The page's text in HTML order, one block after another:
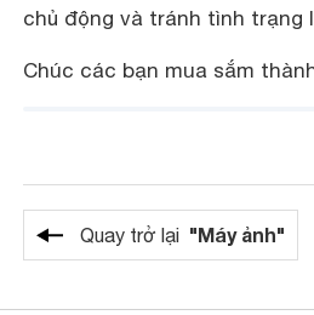
chủ động và tránh tình trạng
Chúc các bạn mua sắm
Quay trở lại "Máy ảnh"